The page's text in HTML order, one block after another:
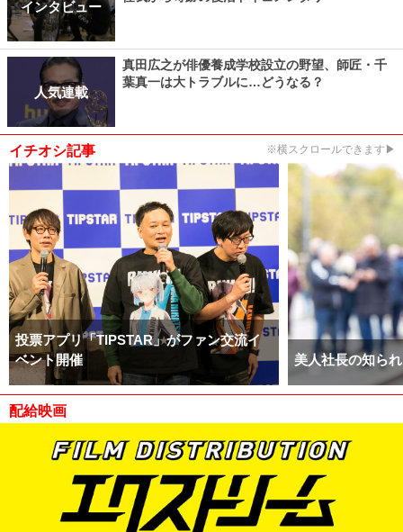
インタビュー
人気連載
真田広之が俳優養成学校設立の野望、師匠・千
葉真一は大トラブルに…どうなる？
イチオシ記事 ※横スクロールできます▶
投票アプリ「TIPSTAR」がファン交流イ
ベント開催
美人社長の知ら
配給映画